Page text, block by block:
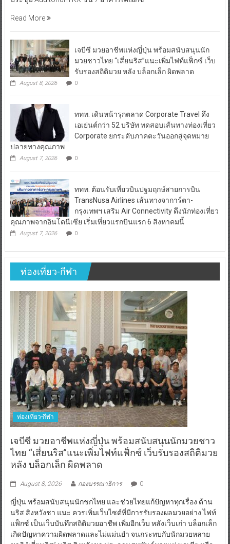
Read More
เจบีซี มวยอาชีพแห่งญี่ปุ่น พร้อมสนับสนุนนัก
มวยชาวไทย “เสี่ยนริส”แนะเพิ่มไฟท์แฟ็กซ์ เว็บ
รับรองสถิติมวย หลัง บล็อกเล็ก ผิดพลาด
August 8, 2026 0
ททท. เดินหน้ารุกตลาด Corporate Travel ดึง
เอเย่นต์กว่า 52 บริษัท ทดสอบเส้นทางท่องเที่ยว
Corporate ยกระดับภาคตะวันออกสู่จุดหมาย
ปลายทางคุณภาพ
August 7, 2026 0
ททท. ต้อนรับเที่ยวบินปฐมฤกษ์สายการบิน
TransNusa Airlines เส้นทางจาการ์ตา-
กรุงเทพฯ เสริม Air Connectivity ดึงนักท่องเที่ยว
คุณภาพจากอินโดนีเซีย เริ่มเที่ยวแรกบินแรก 6 สิงหาคมนี้
August 7, 2026 0
ท่องเที่ยว-กีฬา
ท่องเที่ยว-กีฬา
เจบีซี มวยอาชีพแห่งญี่ปุ่น พร้อมสนับสนุนนักมวยชาว
ไทย “เสี่ยนริส”แนะเพิ่มไฟท์แฟ็กซ์ เว็บรับรองสถิติมวย
หลัง บล็อกเล็ก ผิดพลาด
August 8, 2026 กองบรรณาธิการ 0
ญี่ปุ่น พร้อมสนับสนุนนักชกไทย และช่วยไทยแก้ปัญหาทุกเรื่อง ด้าน
นริส สิงหวังชา แนะ ควรเพิ่มเว็บไซต์ที่มีการรับรองผลมวยอย่าง ไฟท์
แฟ็กซ์ เป็นเว็บบันทึกสถิติมวยอาชีพ เพิ่มอีกเว็บ หลังเว็บเก่า บล็อกเล็ก
เกิดปัญหาความผิดพลาดและไม่แม่นยำ จนกระทบกับนักมวยหลาย